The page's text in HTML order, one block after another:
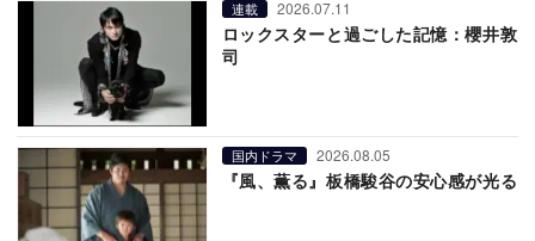
連載 2026.07.11
ロックスターと過ごした記憶：櫻井敦
司
国内ドラマ 2026.08.05
『風、薫る』板橋駿谷の安心感が光る